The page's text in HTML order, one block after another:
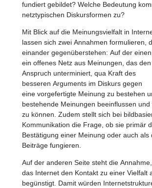
fundiert gebildet? Welche Bedeutung
netztypischen Diskursformen zu?
Mit Blick auf die Meinungsvielfalt in
lassen sich zwei Annahmen formulieren,
einander gegenüberstehen: Auf der
ein offenes Netz aus Meinungen, das den
Anspruch unterminiert, qua Kraft des
besseren Arguments im Diskurs gegen
eine vorgefertigte Meinung zu bestehen
bestehende Meinungen beeinflussen und
zu können. Zudem stellt sich bei
Kommunikation die Frage, ob sie primär
Bestätigung einer Meinung oder auch als
Beiträge fungieren.
Auf der anderen Seite steht die
das Internet den Kontakt zu einer Vielfalt
begünstigt. Damit würden